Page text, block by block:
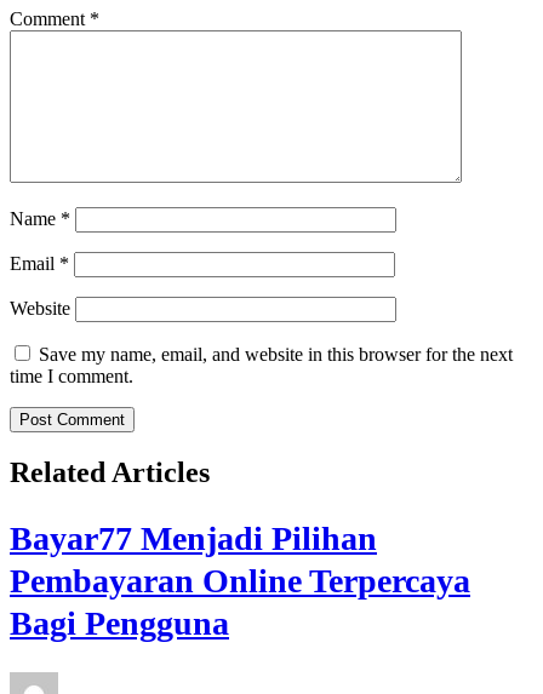
Comment *
Name *
Email *
Website
Save my name, email, and website in this browser for the next
time I comment.
Related Articles
Bayar77 Menjadi Pilihan
Pembayaran Online Terpercaya
Bagi Pengguna